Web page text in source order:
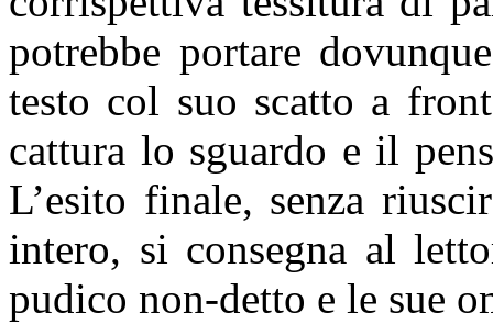
potrebbe portare
testo col suo scatto a
cattura lo sguardo e il
L’esito finale, senza
intero, si consegna al
pudico non-detto e le sue